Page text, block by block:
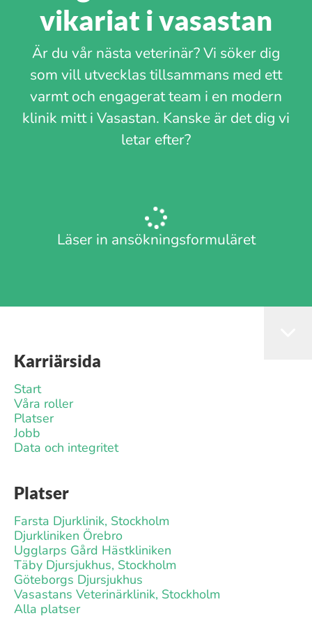
vikariat i vasastan
Är du vår nästa veterinär? Vi söker dig
som vill utvecklas tillsammans med ett
varmt och engagerat team i en modern
klinik mitt i Vasastan. Kanske är det dig vi
letar efter?
Läser in ansökningsformuläret
Karriärsida
Start
Våra roller
Platser
Jobb
Data och integritet
Platser
Farsta Djurklinik, Stockholm
Djurkliniken Örebro
Ugglarps Gård Hästkliniken
Täby Djursjukhus, Stockholm
Göteborgs Djursjukhus
Vasastans Veterinärklinik, Stockholm
Alla platser